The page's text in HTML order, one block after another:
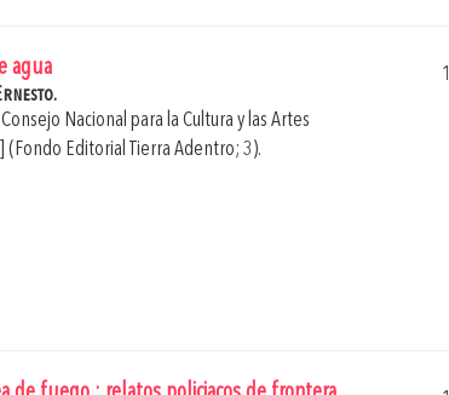
agua
Consejo Nacional para la Cultura y las Artes
(Fondo Editorial Tierra Adentro; 3).